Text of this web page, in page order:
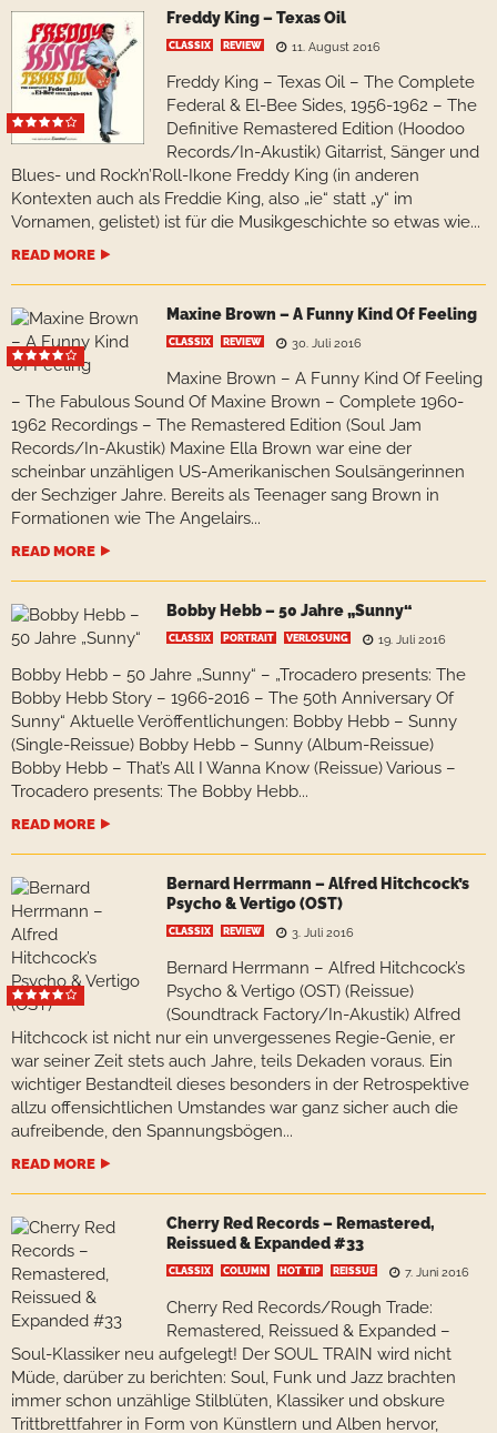
Freddy King – Texas Oil
CLASSIX REVIEW 11. August 2016
Freddy King – Texas Oil – The Complete
Federal & El-Bee Sides, 1956-1962 – The
Definitive Remastered Edition (Hoodoo
Records/In-Akustik) Gitarrist, Sänger und
Blues- und Rock’n’Roll-Ikone Freddy King (in anderen
Kontexten auch als Freddie King, also „ie“ statt „y“ im
Vornamen, gelistet) ist für die Musikgeschichte so etwas wie...
READ MORE
Maxine Brown – A Funny Kind Of Feeling
CLASSIX REVIEW 30. Juli 2016
Maxine Brown – A Funny Kind Of Feeling
– The Fabulous Sound Of Maxine Brown – Complete 1960-
1962 Recordings – The Remastered Edition (Soul Jam
Records/In-Akustik) Maxine Ella Brown war eine der
scheinbar unzähligen US-Amerikanischen Soulsängerinnen
der Sechziger Jahre. Bereits als Teenager sang Brown in
Formationen wie The Angelairs...
READ MORE
Bobby Hebb – 50 Jahre „Sunny“
CLASSIX PORTRAIT VERLOSUNG 19. Juli 2016
Bobby Hebb – 50 Jahre „Sunny“ – „Trocadero presents: The
Bobby Hebb Story – 1966-2016 – The 50th Anniversary Of
Sunny“ Aktuelle Veröffentlichungen: Bobby Hebb – Sunny
(Single-Reissue) Bobby Hebb – Sunny (Album-Reissue)
Bobby Hebb – That’s All I Wanna Know (Reissue) Various –
Trocadero presents: The Bobby Hebb...
READ MORE
Bernard Herrmann – Alfred Hitchcock’s
Psycho & Vertigo (OST)
CLASSIX REVIEW 3. Juli 2016
Bernard Herrmann – Alfred Hitchcock’s
Psycho & Vertigo (OST) (Reissue)
(Soundtrack Factory/In-Akustik) Alfred
Hitchcock ist nicht nur ein unvergessenes Regie-Genie, er
war seiner Zeit stets auch Jahre, teils Dekaden voraus. Ein
wichtiger Bestandteil dieses besonders in der Retrospektive
allzu offensichtlichen Umstandes war ganz sicher auch die
aufreibende, den Spannungsbögen...
READ MORE
Cherry Red Records – Remastered,
Reissued & Expanded #33
CLASSIX COLUMN HOT TIP REISSUE 7. Juni 2016
Cherry Red Records/Rough Trade:
Remastered, Reissued & Expanded –
Soul-Klassiker neu aufgelegt! Der SOUL TRAIN wird nicht
Müde, darüber zu berichten: Soul, Funk und Jazz brachten
immer schon unzählige Stilblüten, Klassiker und obskure
Trittbrettfahrer in Form von Künstlern und Alben hervor,